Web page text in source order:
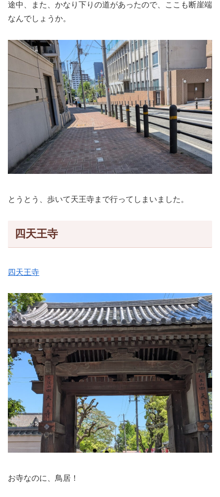
途中、また、かなり下りの道があったので、ここも断崖端
なんでしょうか。
とうとう、歩いて天王寺まで行ってしまいました。
四天王寺
四天王寺
お寺なのに、鳥居！